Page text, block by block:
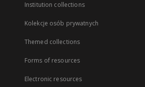
Institution collections
Kolekcje osób prywatnych
Themed collections
Forms of resources
Electronic resources